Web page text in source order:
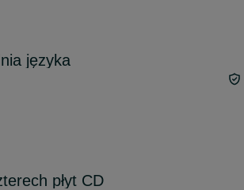
języka
płyt CD